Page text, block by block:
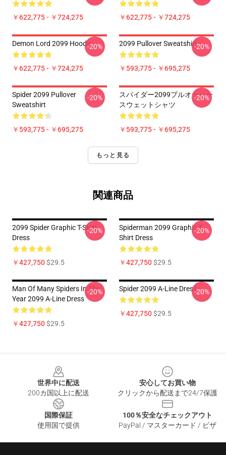
￥622,775 - ￥724,275 ￥622,775 - ￥724,275
Demon Lord 2099 Hoodie
￥622,775 - ￥724,275
-20% 2099 Pullover Sweatshirt
￥593,775 - ￥695,275
-20%
Spider 2099 Pullover
Sweatshirt
￥593,775 - ￥695,275
-20%
スパイダー2099プルオーバー
スウェットシャツ
￥593,775 - ￥695,275
-20%
もっと見る
関連商品
2099 Spider Graphic T-Shirt
Dress
￥427,750$29.5
-20%
Spiderman 2099 Graphic T-
Shirt Dress
￥427,750$29.5
-20%
Man Of Many Spiders In The
Year 2099 A-Line Dress
￥427,750$29.5
-20% Spider 2099 A-Line Dress
￥427,750$29.5
-20%
世界中に配送
200カ国以上に配送
安心してお買い物
クリックから配送まで24/7保護
国際保証
使用国で提供
100％安全なチェックアウト
PayPal / マスターカード / ビザ